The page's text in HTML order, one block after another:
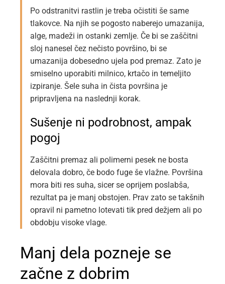
Po odstranitvi rastlin je treba očistiti še same
tlakovce. Na njih se pogosto naberejo umazanija,
alge, madeži in ostanki zemlje. Če bi se zaščitni
sloj nanesel čez nečisto površino, bi se
umazanija dobesedno ujela pod premaz. Zato je
smiselno uporabiti milnico, krtačo in temeljito
izpiranje. Šele suha in čista površina je
pripravljena na naslednji korak.
Sušenje ni podrobnost, ampak
pogoj
Zaščitni premaz ali polimerni pesek ne bosta
delovala dobro, če bodo fuge še vlažne. Površina
mora biti res suha, sicer se oprijem poslabša,
rezultat pa je manj obstojen. Prav zato se takšnih
opravil ni pametno lotevati tik pred dežjem ali po
obdobju visoke vlage.
Manj dela pozneje se
začne z dobrim